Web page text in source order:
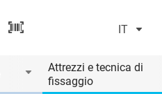
IT
Attrezzi e tecnica di
fissaggio